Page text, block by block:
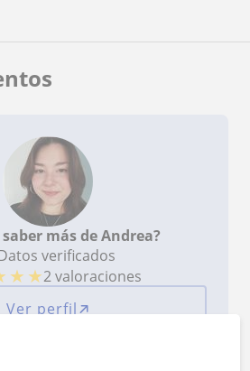
más de Andrea?
verificados
★ ★2 valoraciones
Ver perfil